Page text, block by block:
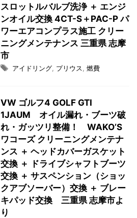
スロットルバルブ洗浄 ＋ エンジ
ンオイル交換 4CT-S＋PAC-P パ
ワーエアコンプラス施工 クリー
ニングメンテナンス 三重県 志摩
市
アイドリング プリウス 燃費
VW ゴルフ4 GOLF GTI
1JAUM オイル漏れ・ブーツ破
れ・ガッツリ整備！ WAKO’S
ワコーズ クリーニングメンテナ
ンス ＋ ヘッドカバーガスケット
交換 ＋ ドライブシャフトブーツ
交換 ＋ サスペンション（ショッ
クアブソーバー）交換 ＋ ブレー
キパッド交換 三重県 志摩市よ
り